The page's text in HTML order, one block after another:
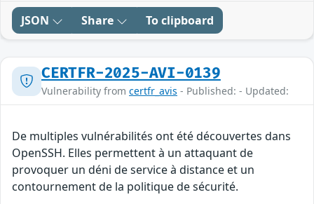
JSON Share To clipboard
CERTFR-2025-AVI-0139
Vulnerability from certfr_avis - Published: - Updated:
De multiples vulnérabilités ont été découvertes dans
OpenSSH. Elles permettent à un attaquant de
provoquer un déni de service à distance et un
contournement de la politique de sécurité.